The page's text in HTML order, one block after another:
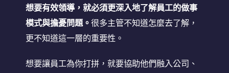
想要有效領導，就必須更深入地了解員工的做事
模式與擔憂問題。很多主管不知道怎麼去了解，
更不知道這一層的重要性。
想要讓員工為你打拼，就要協助他們融入公司、